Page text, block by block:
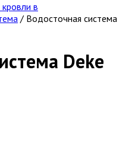
в
/ Водосточная система
Deke